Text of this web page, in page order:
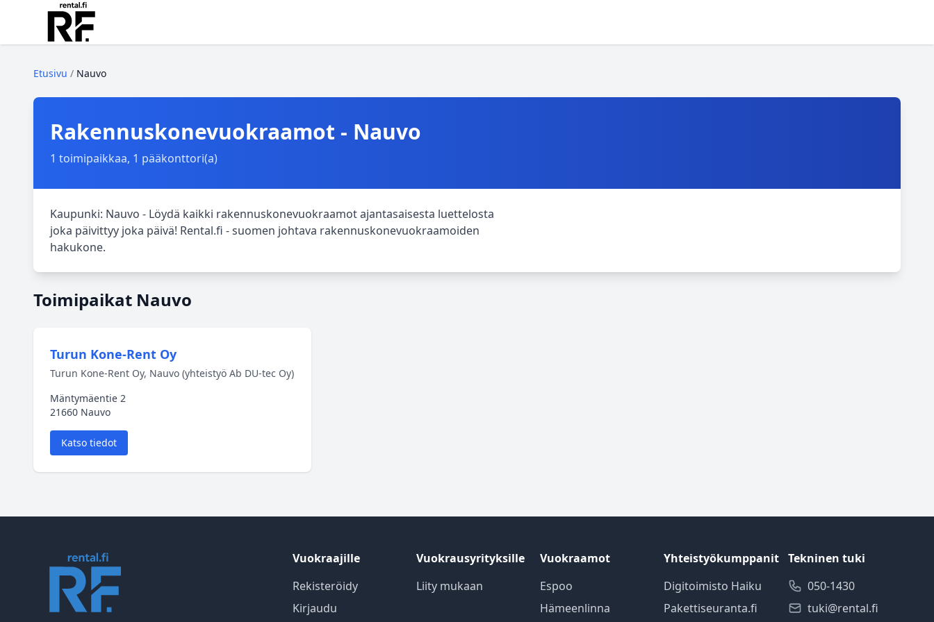
Etusivu / Nauvo
Rakennuskonevuokraamot - Nauvo
1 toimipaikkaa, 1 pääkonttori(a)
Kaupunki: Nauvo - Löydä kaikki rakennuskonevuokraamot ajantasaisesta luettelosta
joka päivittyy joka päivä! Rental.fi - suomen johtava rakennuskonevuokraamoiden
hakukone.
Toimipaikat Nauvo
Turun Kone-Rent Oy
Turun Kone-Rent Oy, Nauvo (yhteistyö Ab DU-tec Oy)
Mäntymäentie 2
21660 Nauvo
Katso tiedot
Vuokraajille
Rekisteröidy
Kirjaudu
Vuokrausyrityksille
Liity mukaan
Vuokraamot
Espoo
Hämeenlinna
Yhteistyökumppanit
Digitoimisto Haiku
Pakettiseuranta.fi
Tekninen tuki
050-1430
tuki@rental.fi